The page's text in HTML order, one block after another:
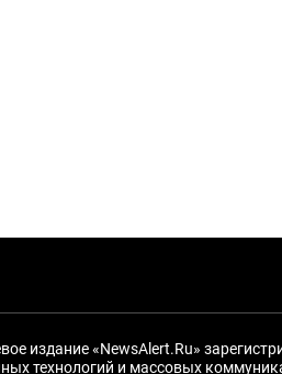
издание «NewsAlert.Ru»
технологий и массовых